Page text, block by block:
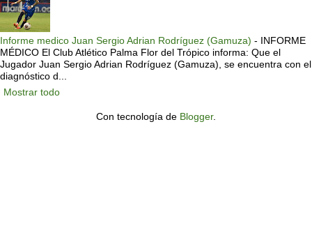
Informe medico Juan Sergio Adrian Rodríguez (Gamuza) - INFORME
MÉDICO El Club Atlético Palma Flor del Trópico informa: Que el
Jugador Juan Sergio Adrian Rodríguez (Gamuza), se encuentra con el
diagnóstico d...
Mostrar todo
Con tecnología de Blogger.